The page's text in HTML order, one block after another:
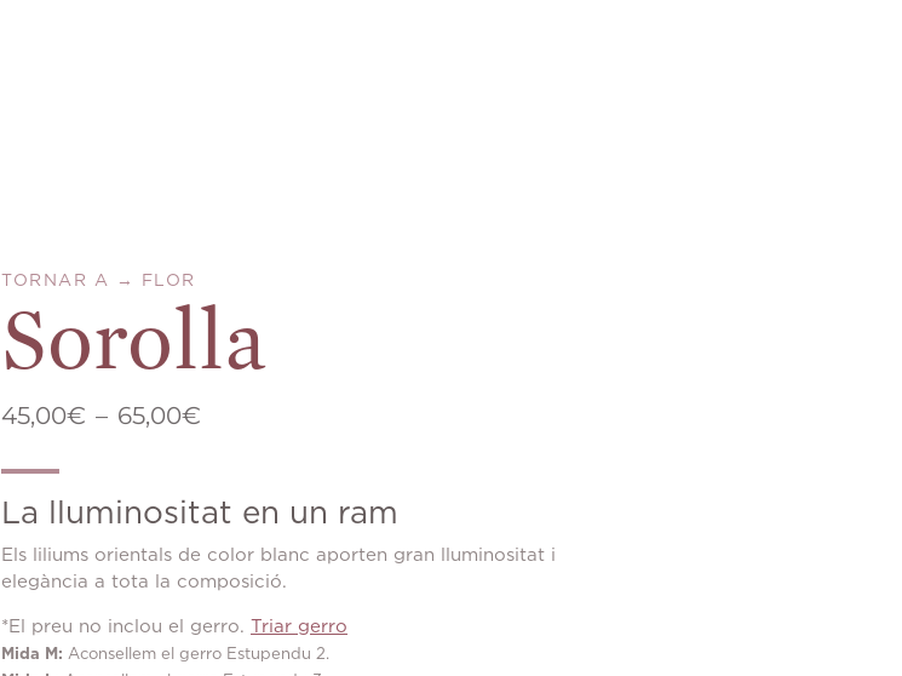
TORNAR A → FLOR
Sorolla
45,00€ – 65,00€
La lluminositat en un ram
Els liliums orientals de color blanc aporten gran lluminositat i
elegància a tota la composició.
*El preu no inclou el gerro. Triar gerro
Mida M: Aconsellem el gerro Estupendu 2.